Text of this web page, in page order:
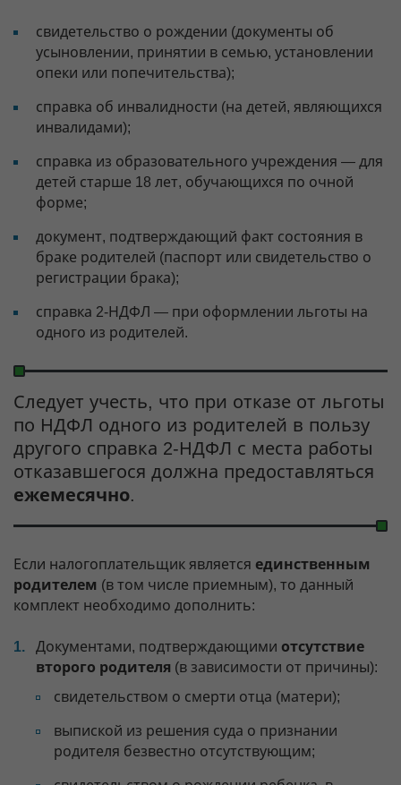
свидетельство о рождении (документы об
усыновлении, принятии в семью, установлении
опеки или попечительства);
справка об инвалидности (на детей, являющихся
инвалидами);
справка из образовательного учреждения — для
детей старше 18 лет, обучающихся по очной
форме;
документ, подтверждающий факт состояния в
браке родителей (паспорт или свидетельство о
регистрации брака);
справка 2-НДФЛ — при оформлении льготы на
одного из родителей.
Следует учесть, что при отказе от льготы
по НДФЛ одного из родителей в пользу
другого справка 2-НДФЛ с места работы
отказавшегося должна предоставляться
ежемесячно.
Если налогоплательщик является единственным
родителем (в том числе приемным), то данный
комплект необходимо дополнить:
Документами, подтверждающими отсутствие
второго родителя (в зависимости от причины):
свидетельством о смерти отца (матери);
выпиской из решения суда о признании
родителя безвестно отсутствующим;